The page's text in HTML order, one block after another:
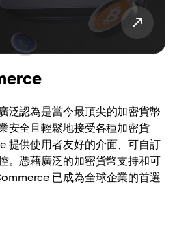
泛認為是當今最頂尖的加密貨幣
安全且輕鬆地接受各種加密貨
提供使用者友好的介面、可自訂
。憑藉廣泛的加密貨幣支持和可
已成為全球企業的首選